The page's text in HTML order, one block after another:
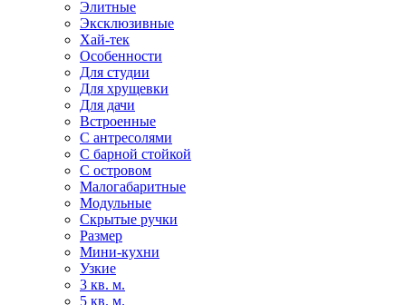
Элитные
Эксклюзивные
Хай-тек
Особенности
Для студии
Для хрущевки
Для дачи
Встроенные
С антресолями
С барной стойкой
С островом
Малогабаритные
Модульные
Скрытые ручки
Размер
Мини-кухни
Узкие
3 кв. м.
5 кв. м.